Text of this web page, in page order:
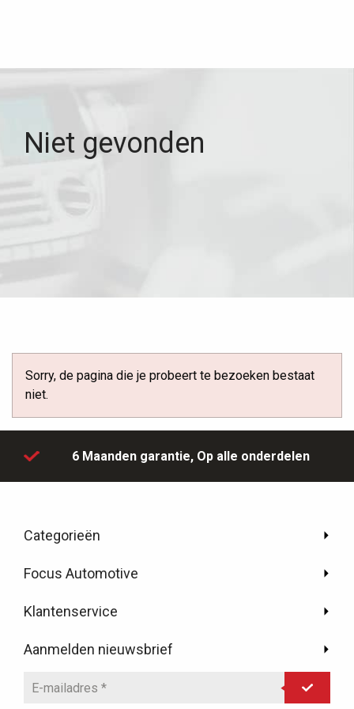
Niet gevonden
Sorry, de pagina die je probeert te bezoeken bestaat
niet.
6 Maanden garantie, Op alle onderdelen
Categorieën
Focus Automotive
Klantenservice
Aanmelden nieuwsbrief